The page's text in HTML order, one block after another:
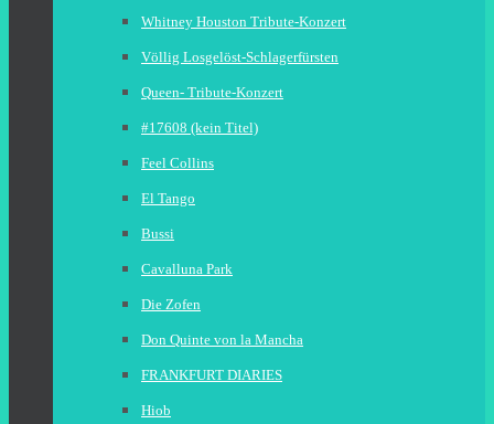
Whitney Houston Tribute-Konzert
Völlig Losgelöst-Schlagerfürsten
Queen- Tribute-Konzert
#17608 (kein Titel)
Feel Collins
El Tango
Bussi
Cavalluna Park
Die Zofen
Don Quinte von la Mancha
FRANKFURT DIARIES
Hiob